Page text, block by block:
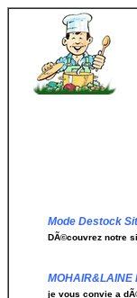
Mode Destock
DÃ©couvrez notre
MOHAIR&LAINE
je vous convie a